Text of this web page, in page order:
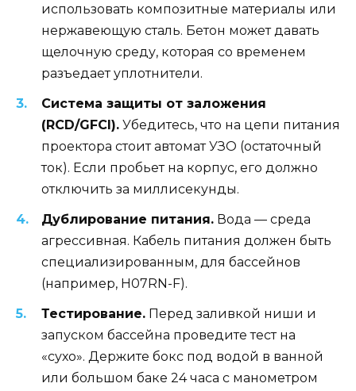
использовать композитные материалы или
нержавеющую сталь. Бетон может давать
щелочную среду, которая со временем
разъедает уплотнители.
Система защиты от заложения
(RCD/GFCI). Убедитесь, что на цепи питания
проектора стоит автомат УЗО (остаточный
ток). Если пробьет на корпус, его должно
отключить за миллисекунды.
Дублирование питания. Вода — среда
агрессивная. Кабель питания должен быть
специализированным, для бассейнов
(например, H07RN-F).
Тестирование. Перед заливкой ниши и
запуском бассейна проведите тест на
«сухо». Держите бокс под водой в ванной
или большом баке 24 часа с манометром